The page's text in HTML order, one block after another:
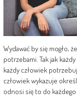
Wydawać by się mogło,
potrzebami. Tak jak
każdy człowiek
człowiek wykazuje
odnosi się to do